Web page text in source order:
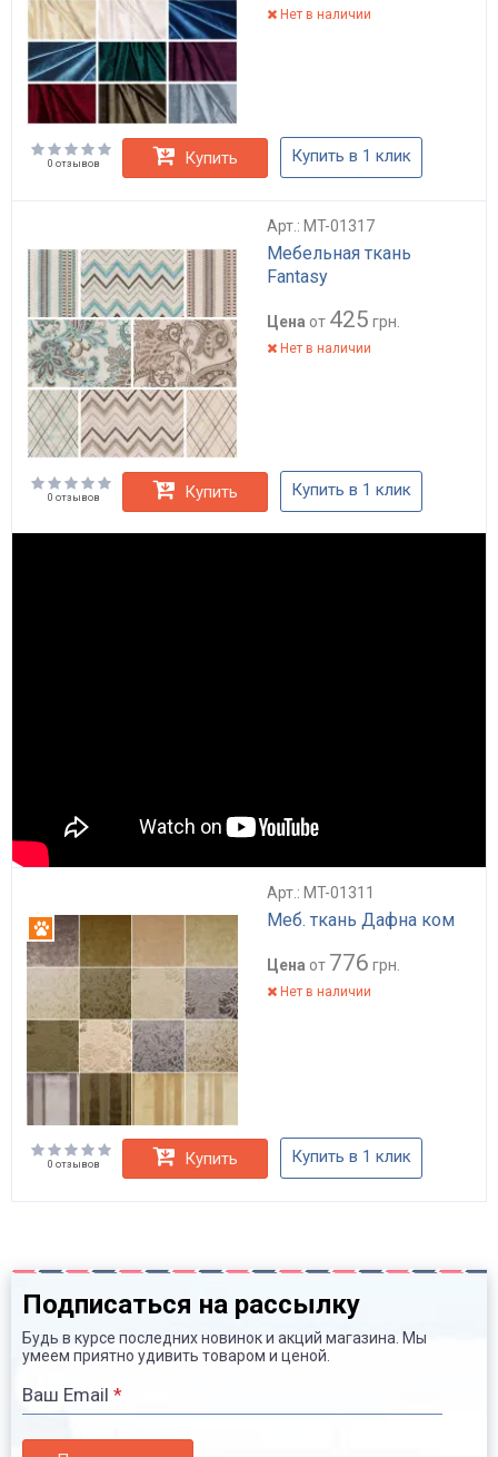
Нет в наличии
0 отзывов Купить Купить в 1 клик
Арт.: MT-01317
Мебельная ткань
Fantasy
Цена от 425 грн.
Нет в наличии
0 отзывов Купить Купить в 1 клик
Арт.: MT-01311
Меб. ткань Дафна ком
Антикоготь
Цена от 776 грн.
Нет в наличии
0 отзывов Купить Купить в 1 клик
Подписаться на рассылку
Будь в курсе последних новинок и акций магазина. Мы
умеем приятно удивить товаром и ценой.
Ваш Email *